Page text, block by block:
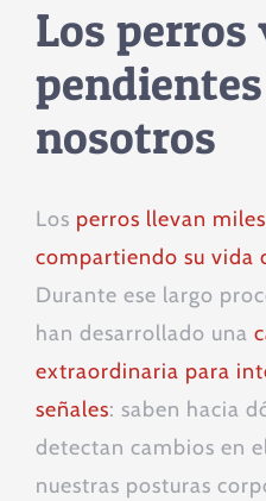
Los
nosotros
Los perros llevan
compartiendo su vida
Durante ese largo
han desarrollado una
extraordinaria para
señales: saben hacia
detectan cambios en
nuestras posturas